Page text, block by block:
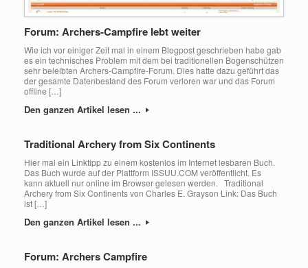
Forum: Archers-Campfire lebt weiter
Wie ich vor einiger Zeit mal in einem Blogpost geschrieben habe gab
es ein technisches Problem mit dem bei traditionellen Bogenschützen
sehr beleibten Archers-Campfire-Forum. Dies hatte dazu geführt das
der gesamte Datenbestand des Forum verloren war und das Forum
offline […]
Den ganzen Artikel lesen ...
Traditional Archery from Six Continents
Hier mal ein Linktipp zu einem kostenlos im Internet lesbaren Buch.
Das Buch wurde auf der Plattform ISSUU.COM veröffentlicht. Es
kann aktuell nur online im Browser gelesen werden. Traditional
Archery from Six Continents von Charles E. Grayson Link: Das Buch
ist […]
Den ganzen Artikel lesen ...
Forum: Archers Campfire